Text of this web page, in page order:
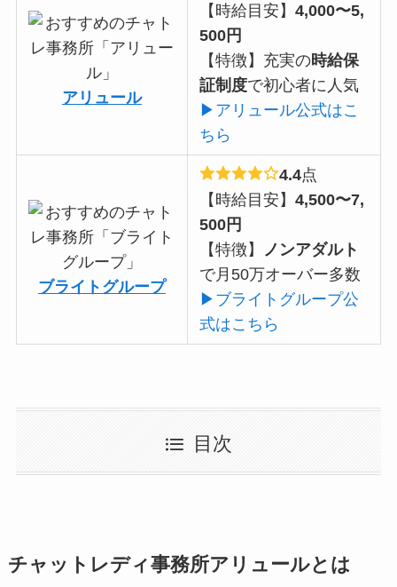
アリュール
【時給目安】4,000〜5,
500円
【特徴】充実の時給保
証制度で初心者に人気
▶アリュール公式はこ
ちら
ブライトグループ
4.4点
【時給目安】4,500〜7,
500円
【特徴】
ノンアダルト
で月50万オーバー多数
▶ブライトグループ公
式はこちら
目次
チャットレディ事務所アリュールとは